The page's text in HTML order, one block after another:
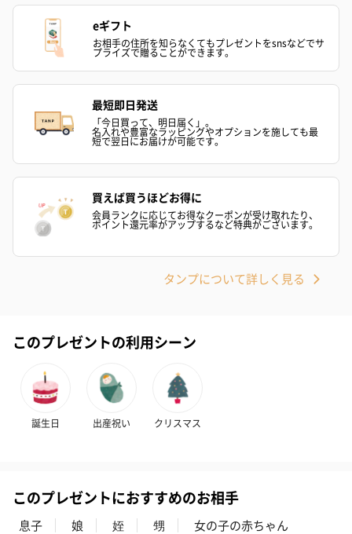
ハンドクリーム3本セッ
ト【ありがとう】
シャワージェル＆ハン
ドクリーム（ピンクグ
レープフルーツ）
（2,145円）
シャワージェ
ドクリーム（
リラックスグッズ
リラックスグッズを同梱してお届けします。
（ブルー）（748円）
（イエロー）（748円）
ハンドタオル・ハンカチを同梱してお届けいたします。ギフトへ
の＋αにおすすめです。
eギフト
お相手の住所を知らなくてもプレゼントをsnsなどでサ
プライズで贈ることができます。
最短即日発送
「今日買って、明日届く」。
名入れや豊富なラッピングやオプションを施しても最
短で翌日にお届けが可能です。
買えば買うほどお得に
会員ランクに応じてお得なクーポンが受け取れたり、
ポイント還元率がアップするなど特典がございます。
タンプについて詳しく見る
このプレゼントの利用シーン
誕生日 出産祝い クリスマス
このプレゼントにおすすめのお相手
息子 娘 姪 甥
女の子の赤ちゃん